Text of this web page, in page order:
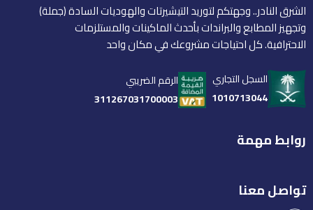
الشرق النادر.. وجهتكم لتوريد التيشيرتات والهوديات السادة (جملة)
وتجهيز المطابع والبراندات بأحدث الماكينات والمستلزمات
الاحترافية. كل احتياجات مشروعك في مكان واحد
السجل التجاري
1010713044
الرقم الضريبي
311267031700003
روابط مهمة
تواصل معنا